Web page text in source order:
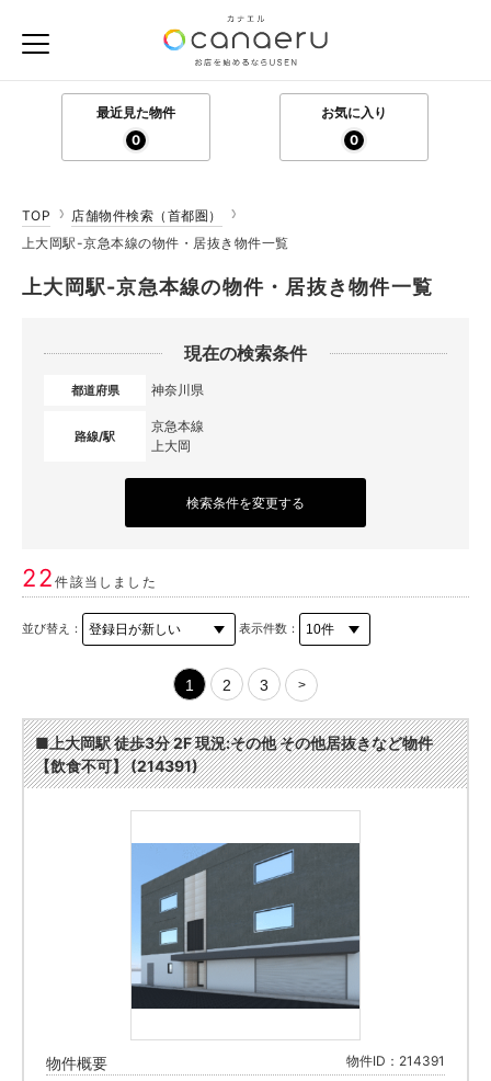
最近見た物件
0
お気に入り
0
TOP
店舗物件検索（首都圏）
上大岡駅-京急本線の物件・居抜き物件一覧
上大岡駅-京急本線の物件・居抜き物件一覧
現在の検索条件
都道府県 神奈川県
路線/駅
京急本線
上大岡
検索条件を変更する
22件該当しました
並び替え： 表示件数：
1 2 3 >
■上大岡駅 徒歩3分 2F 現況:その他 その他居抜きなど物件
【飲食不可】 (214391)
物件概要 物件ID：214391